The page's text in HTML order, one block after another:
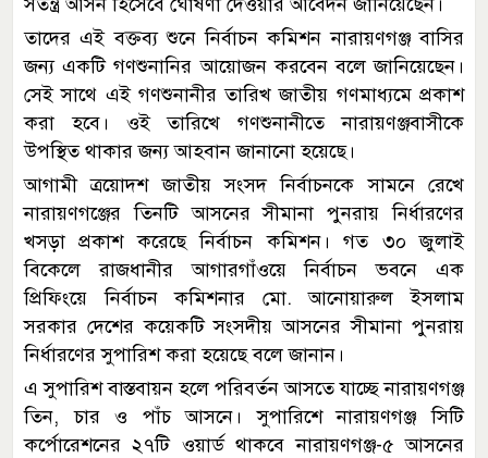
তাদের এই বক্তব্য শুনে নির্বাচন কমিশন নারায়ণগঞ্জ বাসির
জন্য একটি গণশুনানির আয়োজন করবেন বলে জানিয়েছেন।
সেই সাথে এই গণশুনানীর তারিখ জাতীয় গণমাধ্যমে প্রকাশ
করা হবে। ওই তারিখে গণশুনানীতে নারায়ণঞ্জবাসীকে
উপস্থিত থাকার জন্য আহবান জানানো হয়েছে।
আগামী ত্রয়োদশ জাতীয় সংসদ নির্বাচনকে সামনে রেখে
নারায়ণগঞ্জের তিনটি আসনের সীমানা পুনরায় নির্ধারণের
খসড়া প্রকাশ করেছে নির্বাচন কমিশন। গত ৩০ জুলাই
বিকেলে রাজধানীর আগারগাঁওয়ে নির্বাচন ভবনে এক
প্রিফিংয়ে নির্বাচন কমিশনার মো. আনোয়ারুল ইসলাম
সরকার দেশের কয়েকটি সংসদীয় আসনের সীমানা পুনরায়
নির্ধারণের সুপারিশ করা হয়েছে বলে জানান।
এ সুপারিশ বাস্তবায়ন হলে পরিবর্তন আসতে যাচ্ছে নারায়ণগঞ্জ
তিন, চার ও পাঁচ আসনে। সুপারিশে নারায়ণগঞ্জ সিটি
কর্পোরেশনের ২৭টি ওয়ার্ড থাকবে নারায়ণগঞ্জ-৫ আসনের